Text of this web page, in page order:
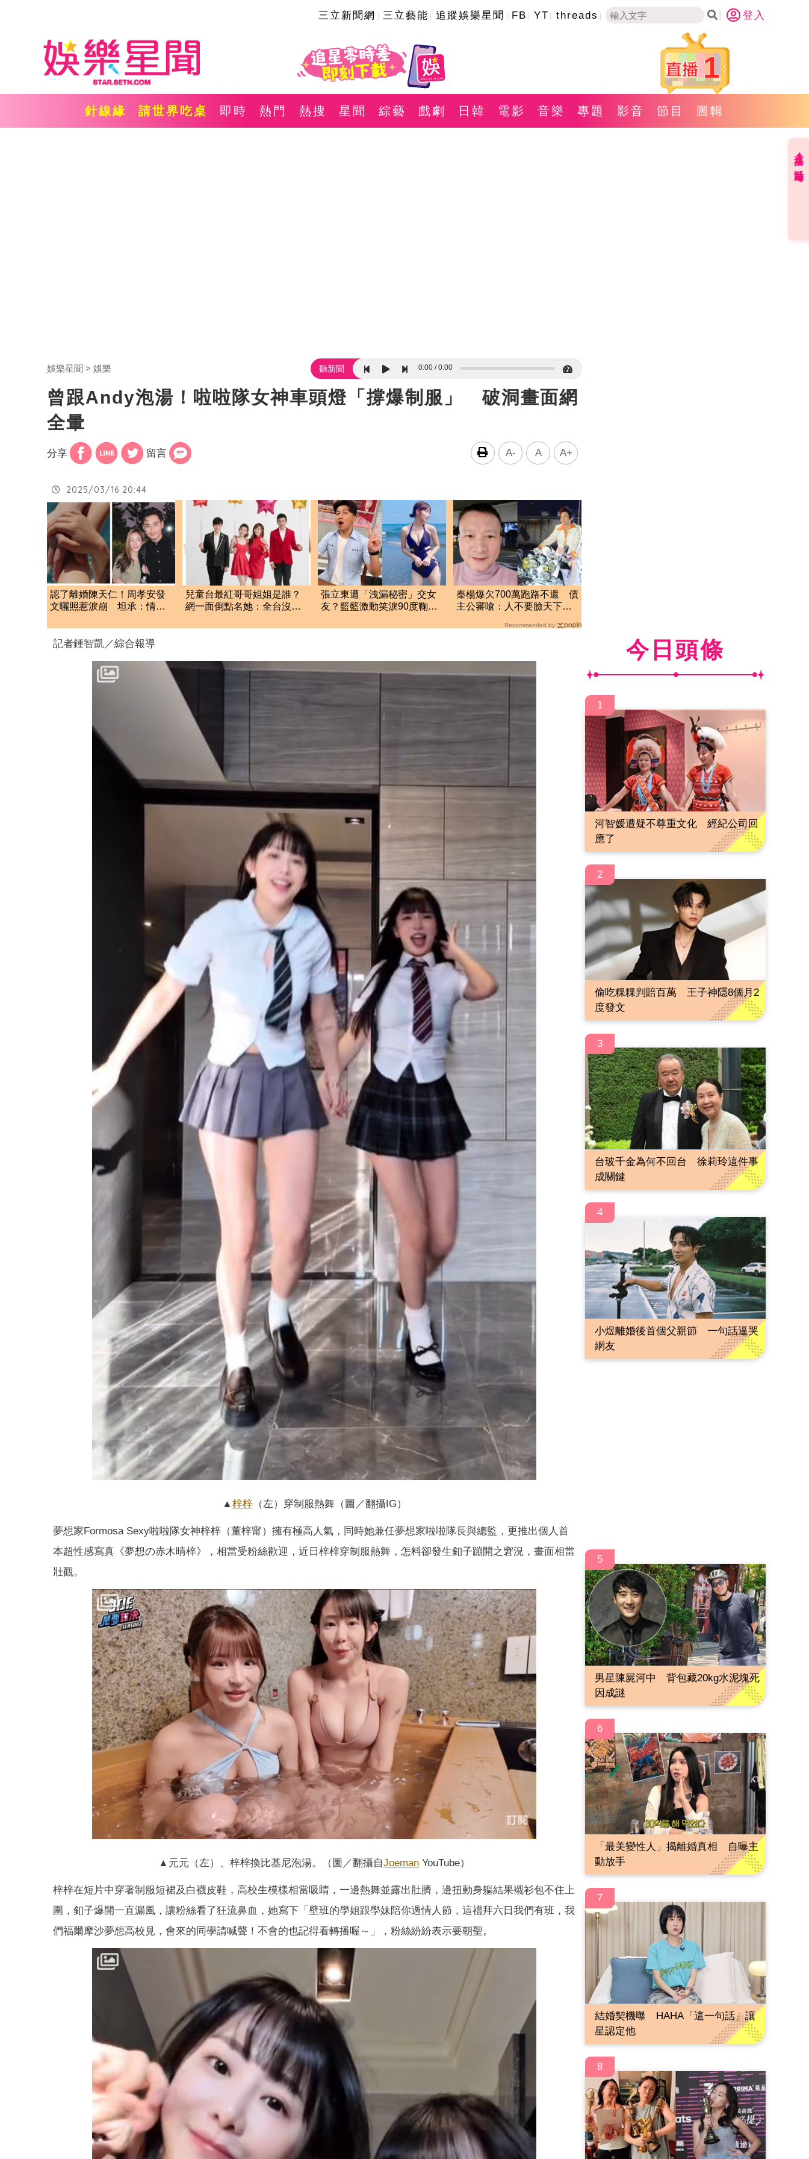
三立新聞網 三立藝能 追蹤娛樂星聞 FB YT threads 登入
1
針線緣 請世界吃桌 即時 熱門 熱搜 星聞 綜藝 戲劇 日韓 電影 音樂 專題 影音 節目 圖輯
娛樂星聞 娛樂 聽新聞 0:00 0:00
曾跟Andy泡湯！啦啦隊女神車頭燈「撐爆制服」 破洞畫面網
全暈
分享 留言 A- A A+
2025/03/16 20:44
認了離婚陳天仁！周孝安發
文曬照惹淚崩 坦承：情緒
兒童台最紅哥哥姐姐是誰？
網一面倒點名她：全台沒人
張立東遭「洩漏秘密」交女
友？籃籃激動笑淚90度鞠
秦楊爆欠700萬跑路不還 債
主公審嗆：人不要臉天下無
Recommended by
記者鍾智凱／綜合報導
▲梓梓（左）穿制服熱舞（圖／翻攝IG）
夢想家Formosa Sexy啦啦隊女神梓梓（董梓甯）擁有極高人氣，同時她兼任夢想家啦啦隊長與總監，更推出個人首
本超性感寫真《夢想の赤木晴梓》，相當受粉絲歡迎，近日梓梓穿制服熱舞，怎料卻發生釦子蹦開之窘況，畫面相當
壯觀。
▲元元（左）、梓梓換比基尼泡湯。（圖／翻攝自Joeman YouTube）
梓梓在短片中穿著制服短裙及白襪皮鞋，高校生模樣相當吸睛，一邊熱舞並露出肚臍，邊扭動身軀結果襯衫包不住上
圍，釦子爆開一直漏風，讓粉絲看了狂流鼻血，她寫下「壁班的學姐跟學妹陪你過情人節，這禮拜六日我們有班，我
們福爾摩沙夢想高校見，會來的同學請喊聲！不會的也記得看轉播喔～」，粉絲紛紛表示要朝聖。
今日頭條
1
河智媛遭疑不尊重文化 經紀公司回
應了
2
偷吃粿粿判賠百萬 王子神隱8個月2
度發文
3
台玻千金為何不回台 徐莉玲這件事
成關鍵
4
小煜離婚後首個父親節 一句話逼哭
網友
5
男星陳屍河中 背包藏20kg水泥塊死
因成謎
6
「最美變性人」揭離婚真相 自曝主
動放手
7
結婚契機曝 HAHA「這一句話」讓
星認定他
8
直播✦活動